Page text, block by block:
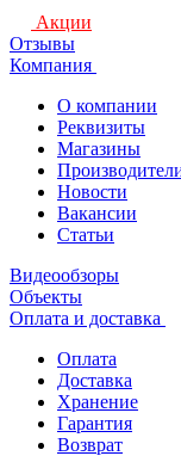
Акции
Отзывы
Компания
О компании
Реквизиты
Магазины
Новости
Вакансии
Статьи
Видеообзоры
Объекты
Оплата и доставка
Оплата
Доставка
Хранение
Гарантия
Возврат